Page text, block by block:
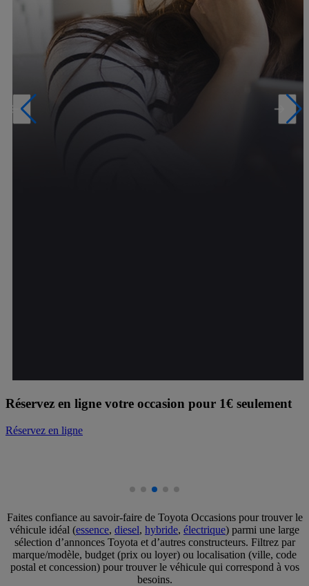
Réservez en ligne votre occasion pour 1€ seulement
Réservez en ligne
Faites confiance au savoir-faire de Toyota Occasions pour trouver le
véhicule idéal (essence, diesel, hybride, électrique) parmi une large
sélection d’annonces Toyota et d’autres constructeurs. Filtrez par
marque/modèle, budget (prix ou loyer) ou localisation (ville, code
postal et concession) pour trouver le véhicule qui correspond à vos
besoins.